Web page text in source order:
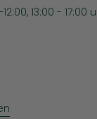
13:00 - 17:00